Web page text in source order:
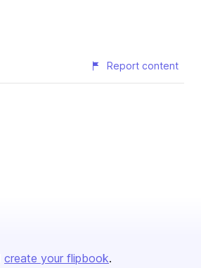
Report content
create your flipbook.